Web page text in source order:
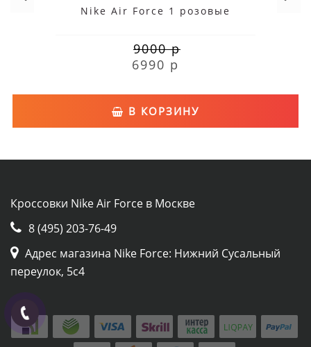
Nike Air Force 1 розовые
9000 р
6990 р
В КОРЗИНУ
Кроссовки Nike Air Force в Москве
8 (495) 203-76-49
Адрес магазина Nike Force: Нижний Сусальный
переулок, 5с4